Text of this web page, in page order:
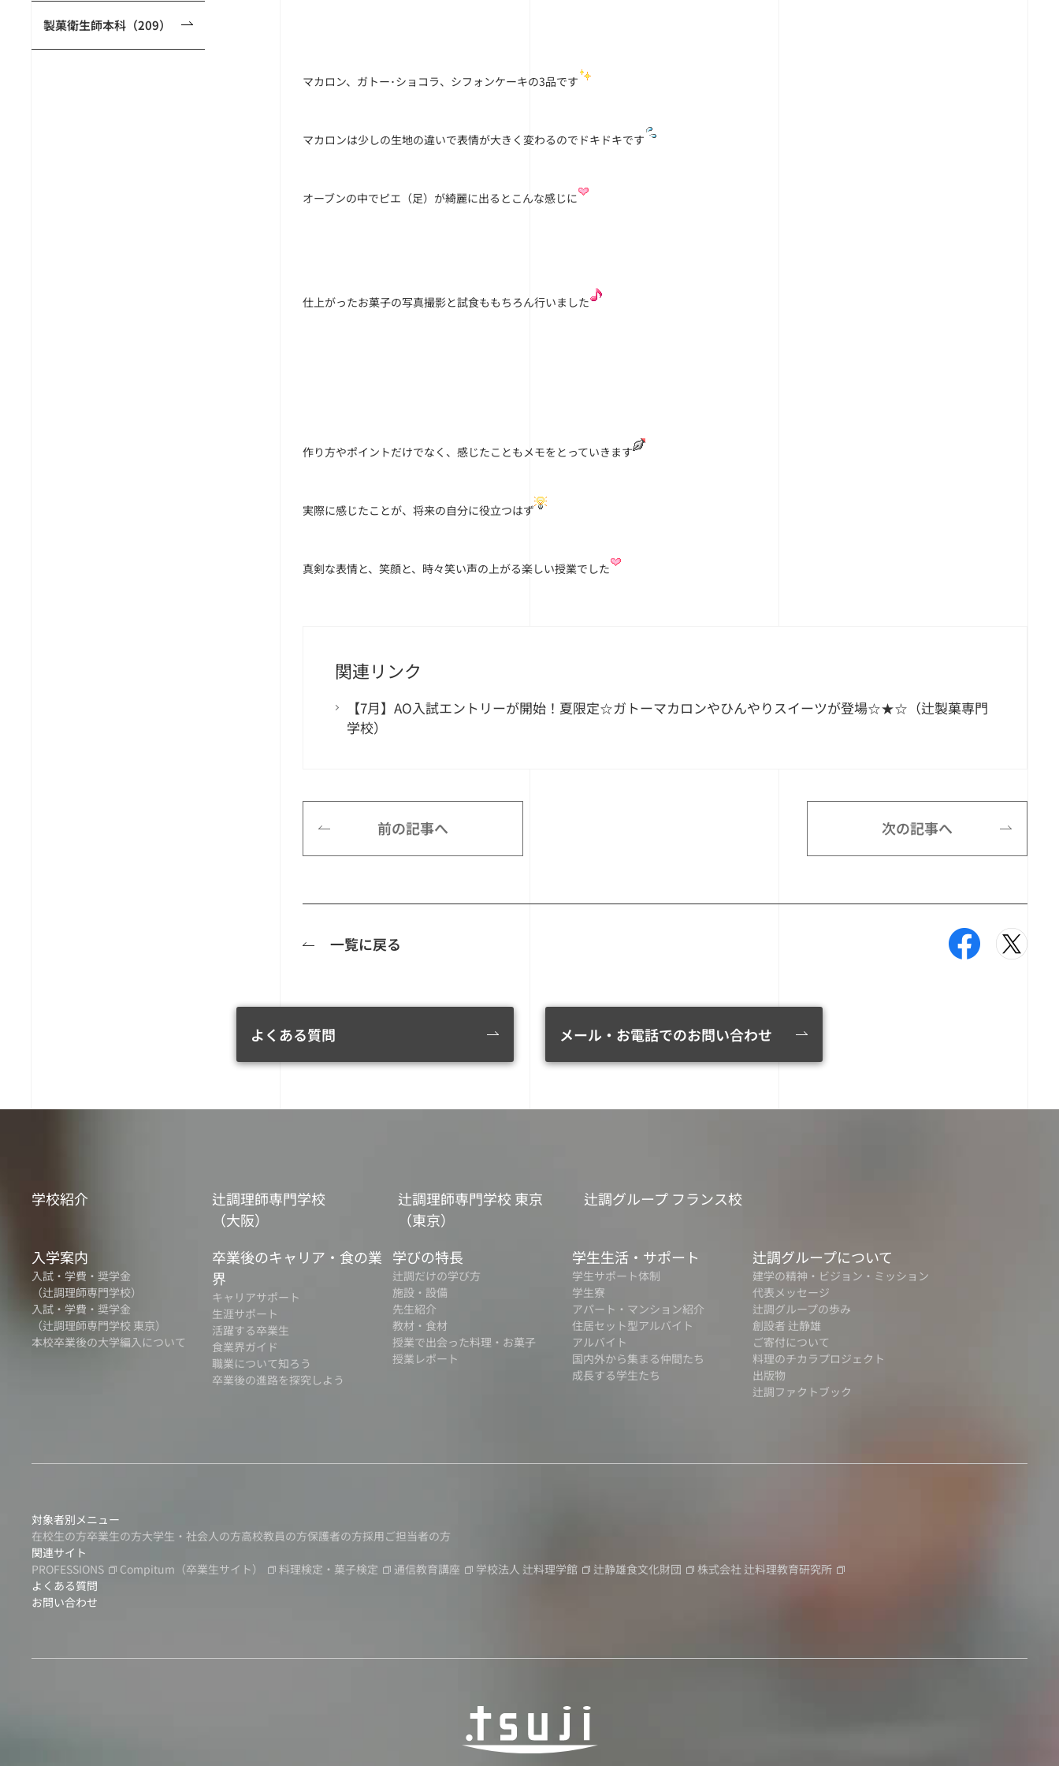
製菓衛生師本科（209）
マカロン、ガトー･ショコラ、シフォンケーキの3品です
マカロンは少しの生地の違いで表情が大きく変わるのでドキドキです
オーブンの中でピエ（足）が綺麗に出るとこんな感じに
仕上がったお菓子の写真撮影と試食ももちろん行いました
作り方やポイントだけでなく、感じたこともメモをとっていきます
実際に感じたことが、将来の自分に役立つはず
真剣な表情と、笑顔と、時々笑い声の上がる楽しい授業でした
関連リンク
【7月】AO入試エントリーが開始！夏限定☆ガトーマカロンやひんやりスイーツが登場☆★☆（辻製菓専門
学校）
前の記事へ 次の記事へ
一覧に戻る
よくある質問 メール・お電話でのお問い合わせ
学校紹介
辻調理師専門学校
（大阪）
辻調理師専門学校 東京
（東京）
辻調グループ フランス校
入学案内
入試・学費・奨学金
（辻調理師専門学校）
入試・学費・奨学金
（辻調理師専門学校 東京）
本校卒業後の大学編入について
卒業後のキャリア・食の業
界
キャリアサポート
生涯サポート
活躍する卒業生
食業界ガイド
職業について知ろう
卒業後の進路を探究しよう
学びの特長
辻調だけの学び方
施設・設備
先生紹介
教材・食材
授業で出会った料理・お菓子
授業レポート
学生生活・サポート
学生サポート体制
学生寮
アパート・マンション紹介
住居セット型アルバイト
アルバイト
国内外から集まる仲間たち
成長する学生たち
辻調グループについて
建学の精神・ビジョン・ミッション
代表メッセージ
辻調グループの歩み
創設者 辻静雄
ご寄付について
料理のチカラプロジェクト
出版物
辻調ファクトブック
対象者別メニュー
在校生の方卒業生の方大学生・社会人の方高校教員の方保護者の方採用ご担当者の方
関連サイト
PROFESSIONS
Compitum （卒業生サイト） 料理検定・菓子検定 通信教育講座 学校法人 辻料理学館 辻静雄食文化財団 株式会社 辻料理教育研究所
よくある質問
お問い合わせ